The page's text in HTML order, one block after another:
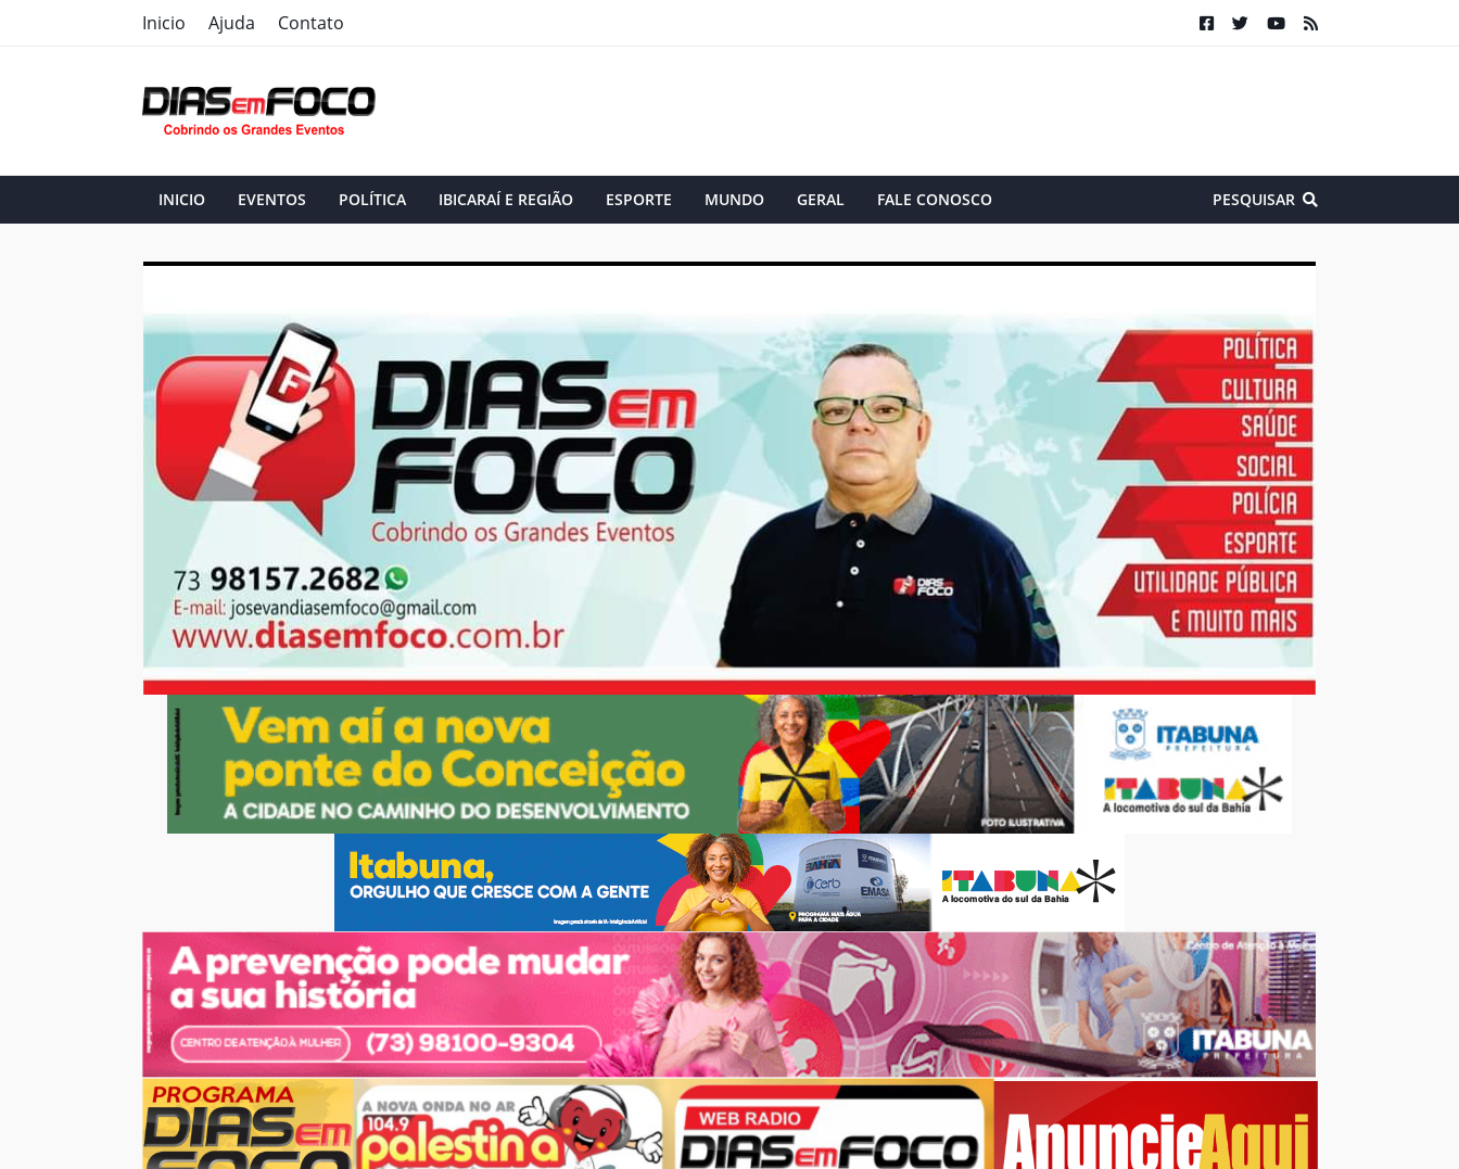
Inicio Ajuda Contato
INICIO EVENTOS POLÍTICA IBICARAÍ E REGIÃO ESPORTE MUNDO GERAL FALE CONOSCO PESQUISAR